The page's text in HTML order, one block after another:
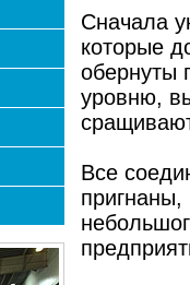
Сначала
которые
обернуты
уровню,
Все